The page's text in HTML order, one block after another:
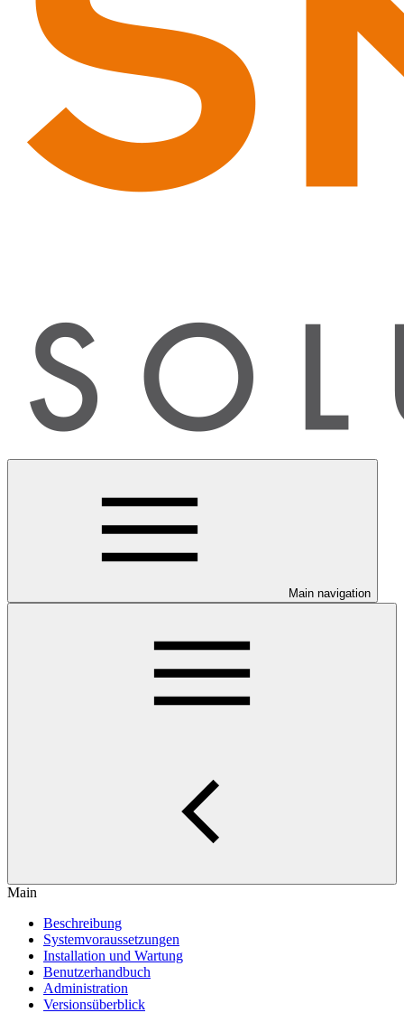
Main navigation
Main
Beschreibung
Systemvoraussetzungen
Installation und Wartung
Benutzerhandbuch
Administration
Versionsüberblick